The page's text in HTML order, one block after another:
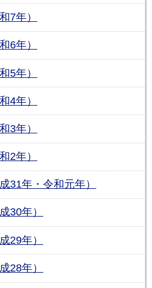
7年）
6年）
5年）
4年）
3年）
2年）
31年・令和元年）
30年）
29年）
28年）